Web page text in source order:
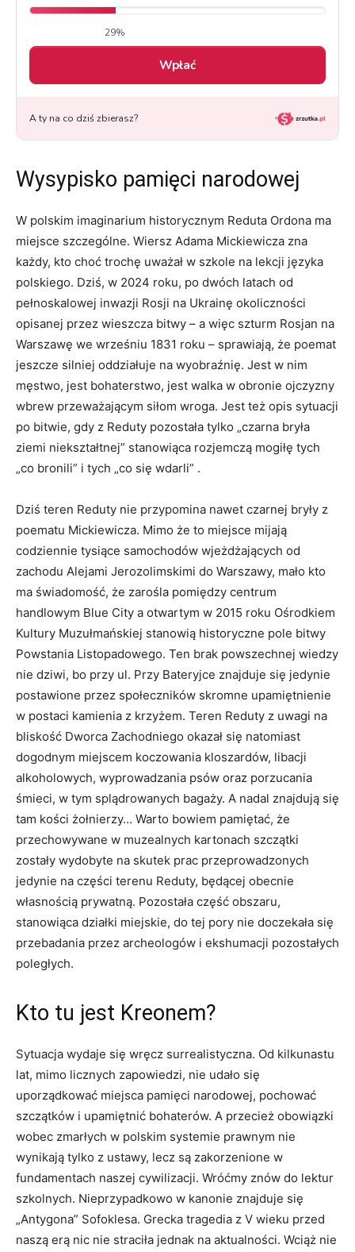
Wysypisko pamięci narodowej
W polskim imaginarium historycznym Reduta Ordona ma
miejsce szczególne. Wiersz Adama Mickiewicza zna
każdy, kto choć trochę uważał w szkole na lekcji języka
polskiego. Dziś, w 2024 roku, po dwóch latach od
pełnoskalowej inwazji Rosji na Ukrainę okoliczności
opisanej przez wieszcza bitwy – a więc szturm Rosjan na
Warszawę we wrześniu 1831 roku – sprawiają, że poemat
jeszcze silniej oddziałuje na wyobraźnię. Jest w nim
męstwo, jest bohaterstwo, jest walka w obronie ojczyzny
wbrew przeważającym siłom wroga. Jest też opis sytuacji
po bitwie, gdy z Reduty pozostała tylko „czarna bryła
ziemi niekształtnej” stanowiąca rozjemczą mogiłę tych
„co bronili” i tych „co się wdarli” .
Dziś teren Reduty nie przypomina nawet czarnej bryły z
poematu Mickiewicza. Mimo że to miejsce mijają
codziennie tysiące samochodów wjeżdżających od
zachodu Alejami Jerozolimskimi do Warszawy, mało kto
ma świadomość, że zarośla pomiędzy centrum
handlowym Blue City a otwartym w 2015 roku Ośrodkiem
Kultury Muzułmańskiej stanowią historyczne pole bitwy
Powstania Listopadowego. Ten brak powszechnej wiedzy
nie dziwi, bo przy ul. Przy Bateryjce znajduje się jedynie
postawione przez społeczników skromne upamiętnienie
w postaci kamienia z krzyżem. Teren Reduty z uwagi na
bliskość Dworca Zachodniego okazał się natomiast
dogodnym miejscem koczowania kloszardów, libacji
alkoholowych, wyprowadzania psów oraz porzucania
śmieci, w tym splądrowanych bagaży. A nadal znajdują się
tam kości żołnierzy… Warto bowiem pamiętać, że
przechowywane w muzealnych kartonach szczątki
zostały wydobyte na skutek prac przeprowadzonych
jedynie na części terenu Reduty, będącej obecnie
własnością prywatną. Pozostała część obszaru,
stanowiąca działki miejskie, do tej pory nie doczekała się
przebadania przez archeologów i ekshumacji pozostałych
poległych.
Kto tu jest Kreonem?
Sytuacja wydaje się wręcz surrealistyczna. Od kilkunastu
lat, mimo licznych zapowiedzi, nie udało się
uporządkować miejsca pamięci narodowej, pochować
szczątków i upamiętnić bohaterów. A przecież obowiązki
wobec zmarłych w polskim systemie prawnym nie
wynikają tylko z ustawy, lecz są zakorzenione w
fundamentach naszej cywilizacji. Wróćmy znów do lektur
szkolnych. Nieprzypadkowo w kanonie znajduje się
„Antygona” Sofoklesa. Grecka tragedia z V wieku przed
naszą erą nic nie straciła jednak na aktualności. Wciąż nie